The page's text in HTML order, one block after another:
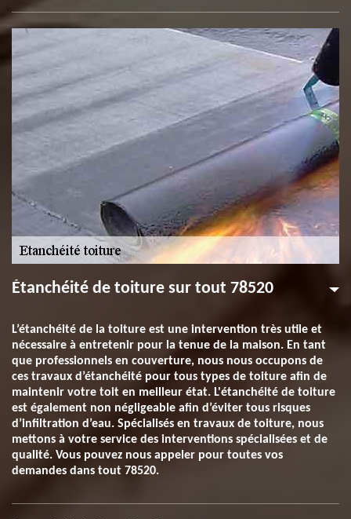
Étanchéité de toiture sur tout 78520
L’étanchéité de la toiture est une intervention très utile et
nécessaire à entretenir pour la tenue de la maison. En tant
que professionnels en couverture, nous nous occupons de
ces travaux d’étanchéité pour tous types de toiture afin de
maintenir votre toit en meilleur état. L'étanchéité de toiture
est également non négligeable afin d’éviter tous risques
d’infiltration d’eau. Spécialisés en travaux de toiture, nous
mettons à votre service des interventions spécialisées et de
qualité. Vous pouvez nous appeler pour toutes vos
demandes dans tout 78520.